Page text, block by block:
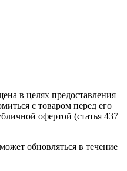
в целях предоставления
с товаром перед его
офертой (статья 437
обновляться в течение